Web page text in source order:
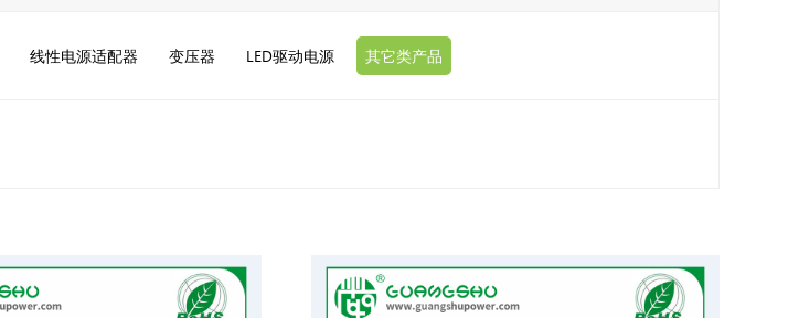
线性电源适配器 变压器 LED驱动电源 其它类产品